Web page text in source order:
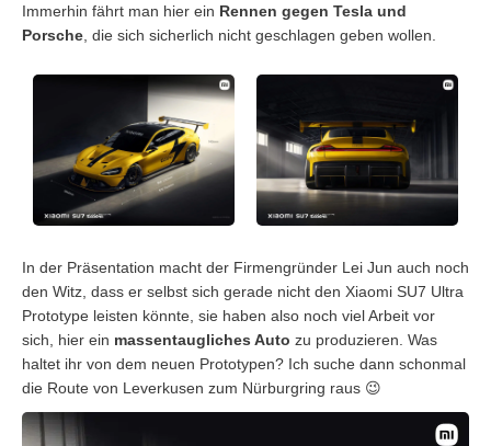
Immerhin fährt man hier ein Rennen gegen Tesla und
Porsche, die sich sicherlich nicht geschlagen geben wollen.
In der Präsentation macht der Firmengründer Lei Jun auch noch
den Witz, dass er selbst sich gerade nicht den Xiaomi SU7 Ultra
Prototype leisten könnte, sie haben also noch viel Arbeit vor
sich, hier ein massentaugliches Auto zu produzieren. Was
haltet ihr von dem neuen Prototypen? Ich suche dann schonmal
die Route von Leverkusen zum Nürburgring raus 😉